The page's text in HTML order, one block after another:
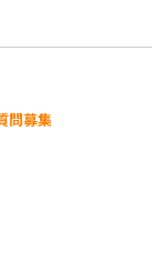
問募集